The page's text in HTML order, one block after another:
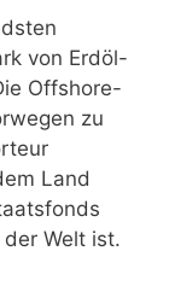
von Erdöl-
Offshore-
zu
Land
Welt ist.